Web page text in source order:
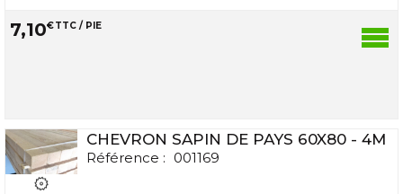
7,10€TTC / PIE
CHEVRON SAPIN DE PAYS 60X80 - 4M
Référence : 001169